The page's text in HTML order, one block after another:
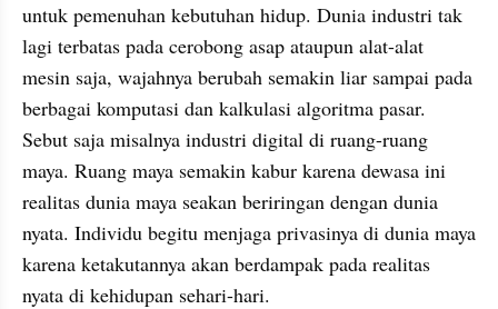
untuk pemenuhan kebutuhan hidup. Dunia industri tak
lagi terbatas pada cerobong asap ataupun alat-alat
mesin saja, wajahnya berubah semakin liar sampai pada
berbagai komputasi dan kalkulasi algoritma pasar.
Sebut saja misalnya industri digital di ruang-ruang
maya. Ruang maya semakin kabur karena dewasa ini
realitas dunia maya seakan beriringan dengan dunia
nyata. Individu begitu menjaga privasinya di dunia maya
karena ketakutannya akan berdampak pada realitas
nyata di kehidupan sehari-hari.